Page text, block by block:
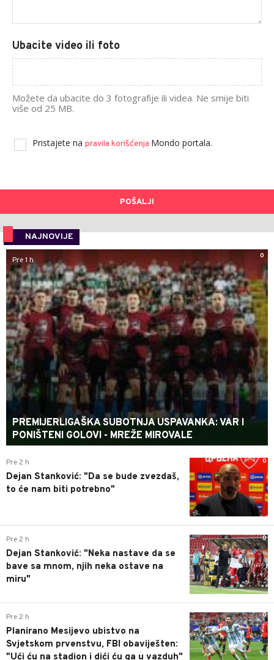
Ubacite video ili foto
Možete da ubacite do 3 fotografije ili videa. Ne smije biti
više od 25 MB.
Pristajete na pravila korišćenja Mondo portala.
POŠALJI
NAJNOVIJE
0
Pre 1 h
PREMIJERLIGAŠKA SUBOTNJA USPAVANKA: VAR I
PONIŠTENI GOLOVI - MREŽE MIROVALE
0
Pre 2 h
Dejan Stanković: "Da se bude zvezdaš,
to će nam biti potrebno"
0
Pre 2 h
Dejan Stanković: "Neka nastave da se
bave sa mnom, njih neka ostave na
miru"
0
Pre 2 h
Planirano Mesijevo ubistvo na
Svjetskom prvenstvu, FBI obaviješten:
"Ući ću na stadion i dići ću ga u vazduh"